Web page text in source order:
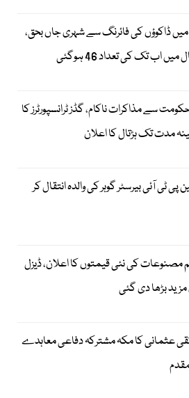
ڈاکوؤں کی فائرنگ سے شہری جاں بحق،
میں اب تک کی تعداد 46 ہوگئی
سے مذاکرات ناکام، گڈز ٹرانسپورٹرز کا
مدت تک ہڑتال کا اعلان
پی ٹی آئی بیرسٹر گوہر کی والدہ انتقال کر
مصنوعات کی نئی قیمتوں کا اعلان، ڈیزل
مزید بڑھا دی گئی
عثمانی کا مکہ مشترکہ دفاعی معاہدے